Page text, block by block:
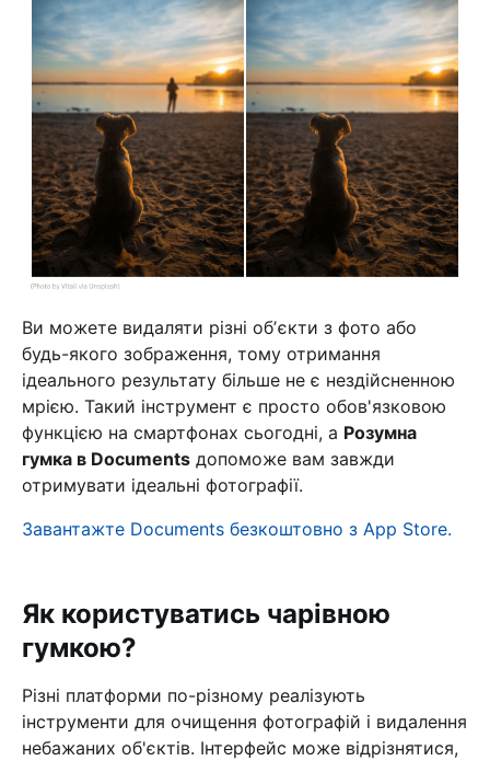
Ви можете видаляти різні обʼєкти з фото або
будь-якого зображення, тому отримання
ідеального результату більше не є нездійсненною
мрією. Такий інструмент є просто обов'язковою
функцією на смартфонах сьогодні, а Розумна
гумка в Documents допоможе вам завжди
отримувати ідеальні фотографії.
Завантажте Documents безкоштовно з App Store.
Як користуватись чарівною
гумкою?
Різні платформи по-різному реалізують
інструменти для очищення фотографій і видалення
небажаних об'єктів. Інтерфейс може відрізнятися,